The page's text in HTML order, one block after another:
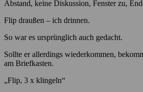
Abstand, keine Diskussion, Fenster zu,
Flip draußen – ich drinnen.
So war es ursprünglich auch gedacht.
Sollte er allerdings wiederkommen,
am Briefkasten.
„Flip, 3 x klingeln“